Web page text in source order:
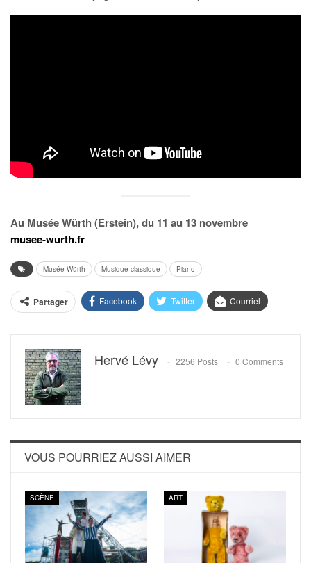
Au Musée Würth (Erstein), du 11 au 13 novembre
musee-wurth.fr
Musée Würth Musique classique Piano
Partager Facebook Twitter Courriel
Hervé Lévy 2256 Posts 0 Comments
VOUS POURRIEZ AUSSI AIMER
SCÈNE ART